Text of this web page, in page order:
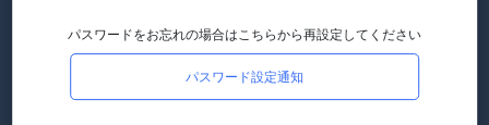
パスワードをお忘れの場合はこちらから再設定してください
パスワード設定通知